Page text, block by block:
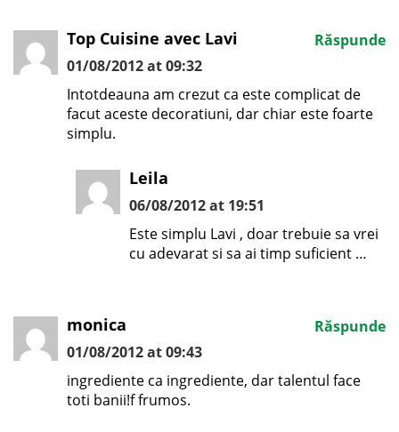
Top Cuisine avec Lavi
01/08/2012 at 09:32
Intotdeauna am crezut ca este complicat de
facut aceste decoratiuni, dar chiar este foarte
simplu.
Răspunde
Leila
06/08/2012 at 19:51
Este simplu Lavi , doar trebuie sa vrei
cu adevarat si sa ai timp suficient …
monica
01/08/2012 at 09:43
ingrediente ca ingrediente, dar talentul face
toti banii!f frumos.
Răspunde